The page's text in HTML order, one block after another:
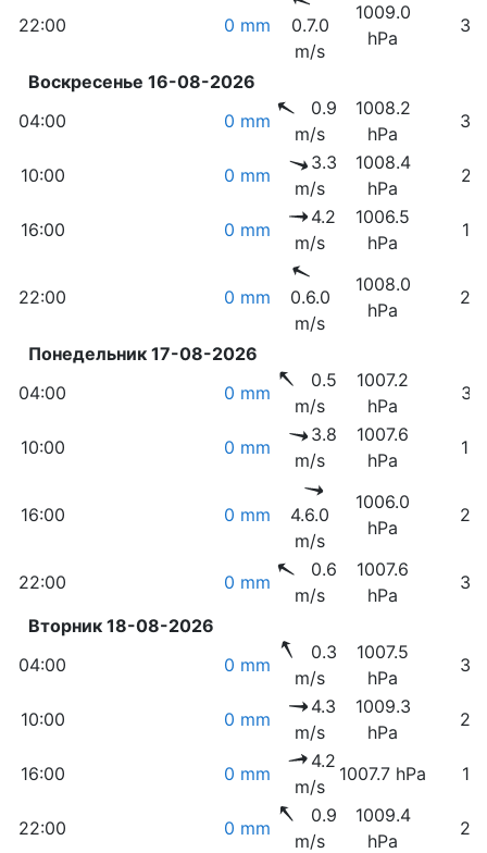
22:00 0 mm
0.7.0
m/s
1009.0
hPa
Воскресенье 16-08-2026
04:00
0 mm
0.9
m/s
1008.2
hPa
10:00 0 mm
3.3
m/s
1008.4
hPa
16:00 0 mm
4.2
m/s
1006.5
hPa
22:00 0 mm
0.6.0
m/s
1008.0
hPa
Понедельник 17-08-2026
04:00
0 mm
0.5
m/s
1007.2
hPa
10:00 0 mm
3.8
m/s
1007.6
hPa
16:00 0 mm
4.6.0
m/s
1006.0
hPa
22:00 0 mm
0.6
m/s
1007.6
hPa
Вторник 18-08-2026
04:00
0 mm
0.3
m/s
1007.5
hPa
10:00 0 mm
4.3
m/s
1009.3
hPa
16:00 0 mm
4.2
m/s
1007.7 hPa
22:00 0 mm
0.9
m/s
1009.4
hPa